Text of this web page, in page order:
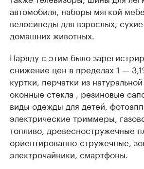
автомобиля, наборы мягкой
велосипеды для взрослых,
домашних животных.
Наряду с этим было
снижение цен в пределах 1 —
куртки, перчатки из
оконные стекла , резиновые
виды одежды для детей,
электрические триммеры,
топливо, древесностружечные
ориентированно-стружечные,
электрочайники, смартфоны.